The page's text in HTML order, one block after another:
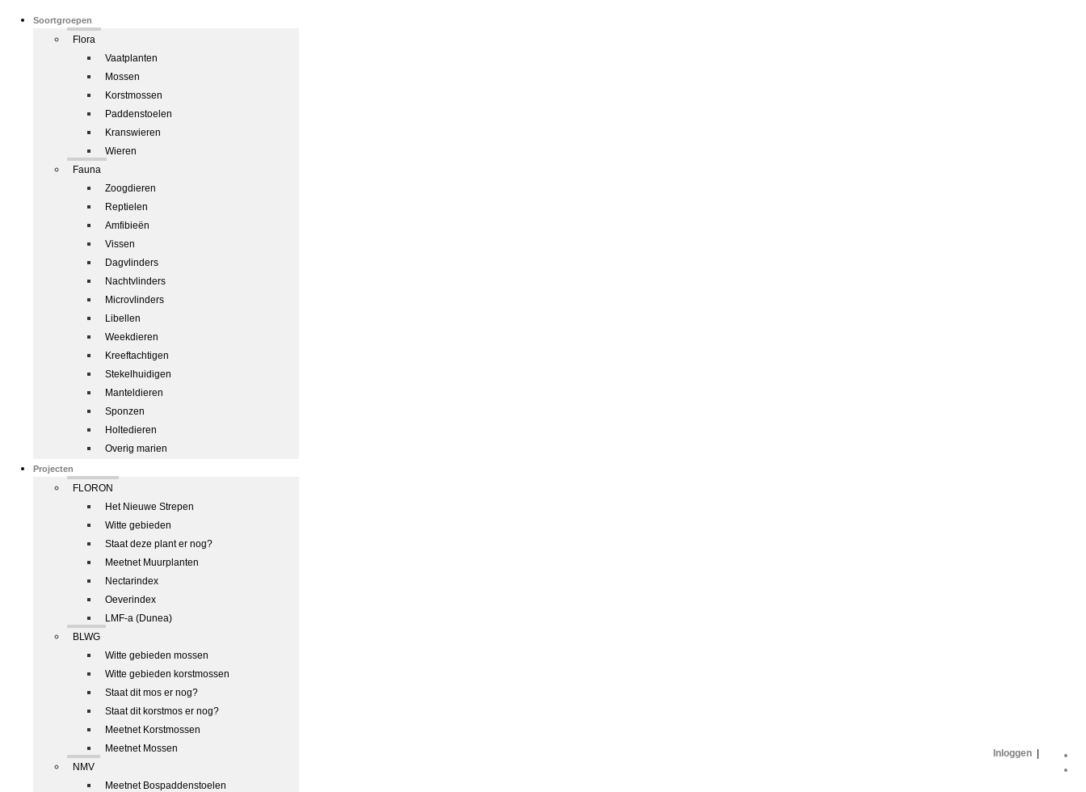
Soortgroepen
Flora
Vaatplanten
Mossen
Korstmossen
Paddenstoelen
Kranswieren
Wieren
Fauna
Zoogdieren
Reptielen
Amfibieën
Vissen
Dagvlinders
Nachtvlinders
Microvlinders
Libellen
Weekdieren
Kreeftachtigen
Stekelhuidigen
Manteldieren
Sponzen
Holtedieren
Overig marien
Projecten
FLORON
Het Nieuwe Strepen
Witte gebieden
Staat deze plant er nog?
Meetnet Muurplanten
Nectarindex
Oeverindex
LMF-a (Dunea)
BLWG
Witte gebieden mossen
Witte gebieden korstmossen
Staat dit mos er nog?
Staat dit korstmos er nog?
Meetnet Korstmossen
Meetnet Mossen
NMV
Meetnet Bospaddenstoelen
Inloggen